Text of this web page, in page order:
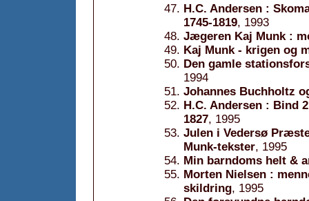
H.C. Andersen :
1745-1819, 1993
Jægeren Kaj Munk :
Kaj Munk - krigen og
Den gamle
1994
Johannes Buchholtz
H.C. Andersen : Bind
1827, 1995
Julen i Vedersø
Munk-tekster, 1995
Min barndoms helt &
Morten Nielsen :
skildring, 1995